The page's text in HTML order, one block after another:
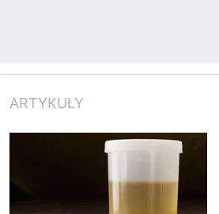
ARTYKUŁY